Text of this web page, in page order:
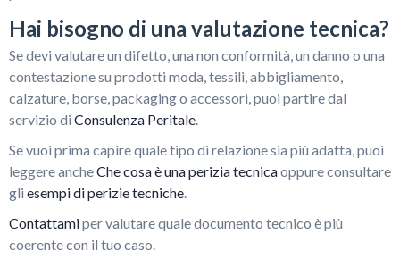
Hai bisogno di una valutazione tecnica?
Se devi valutare un difetto, una non conformità, un danno o una
contestazione su prodotti moda, tessili, abbigliamento,
calzature, borse, packaging o accessori, puoi partire dal
servizio di Consulenza Peritale
Se vuoi prima capire quale tipo di relazione sia più adatta, puoi
leggere ancheChe cosa è una perizia tecnicaoppure consultare
gli esempi di perizie tecniche
Contattamiper valutare quale documento tecnico è più
coerente con il tuo caso.